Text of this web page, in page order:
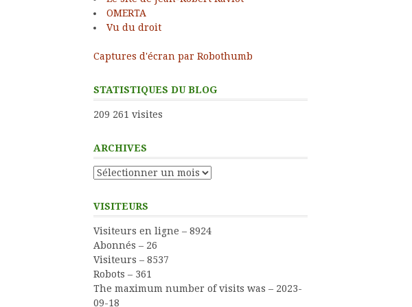
OMERTA
Vu du droit
Captures d'écran par Robothumb
STATISTIQUES DU BLOG
209 261 visites
ARCHIVES
Archives
VISITEURS
Visiteurs en ligne – 8924
Abonnés – 26
Visiteurs – 8537
Robots – 361
The maximum number of visits was – 2023-
09-18